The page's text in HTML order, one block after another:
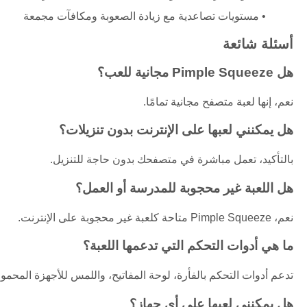
مستويات تصاعدية مع زيادة الصعوبة ومكافآت مجمعة
أسئلة شائعة
هل Pimple Squeeze مجانية للعب؟
نعم، إنها لعبة متصفح مجانية تمامًا.
هل يمكنني لعبها على الإنترنت بدون تنزيلات؟
بالتأكيد، تعمل مباشرة في متصفحك بدون حاجة للتنزيل.
هل اللعبة غير محجوبة للمدرسة أو العمل؟
نعم، Pimple Squeeze متاحة كلعبة غير محجوبة على الإنترنت.
ما هي أدوات التحكم التي تدعمها اللعبة؟
تدعم أدوات التحكم بالفأرة، لوحة المفاتيح، واللمس للأجهزة
هل يمكنني لعبها على أي جهاز؟